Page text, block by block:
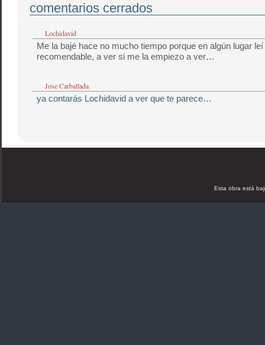
comentarios cerrados
Lochidavid
Me la bajé hace no mucho tiempo porque en algún lugar
recomendable, a ver si me la empiezo a ver…
Jose Carballada
ya contarás Lochidavid a ver que te parece…
Esta obra está